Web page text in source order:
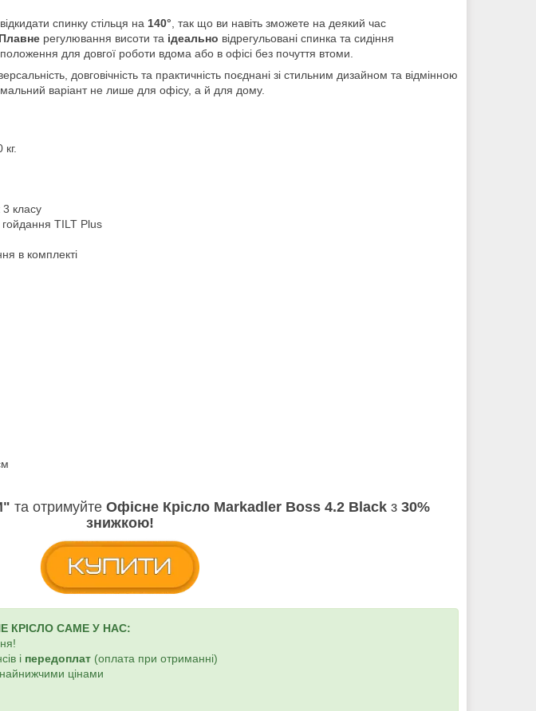
спинку стільця на 140° , так що ви навіть зможете на деякий час
Плавне регулювання висоти та ідеально відрегульовані спинка та сидіння
положення для довгої роботи вдома або в офісі без почуття втоми.
довговічність та практичність поєднані зі стильним дизайном та відмінною
варіант не лише для офісу, а й для дому.
класу
TILT Plus
в комплекті
та отримуйте Офісне Крісло Markadler Boss 4.2 Black з 30%
знижкою!
КРІСЛО САМЕ У НАС:
і передоплат (оплата при отриманні)
цінами